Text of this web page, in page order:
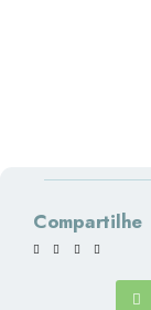
Compartilhe